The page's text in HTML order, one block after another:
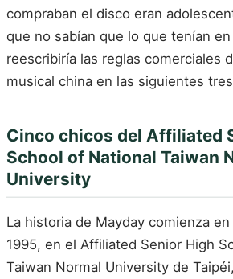
compraban el disco eran
que no sabían que lo que tenían
reescribiría las reglas comerciales
musical china en las siguientes
Cinco chicos del Affiliated
School of National Taiwan
University
La historia de Mayday comienza
1995, en el Affiliated Senior High
Taiwan Normal University de